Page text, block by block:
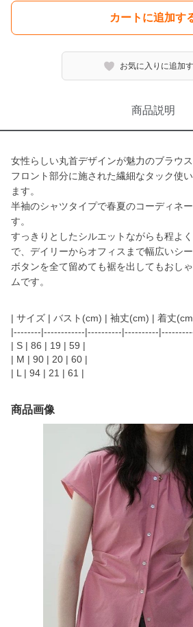
カートに追加す
お気に入りに追加
商品説明
女性らしい丸首デザインが魅力のブラウス
フロント部分に施された繊細なタック使
ます。
半袖のシャツタイプで春夏のコーディネ
す。
すっきりとしたシルエットながらも程よ
で、デイリーからオフィスまで幅広いシ
ボタンを全て留めても裾を出してもおし
ムです。
| サイズ | バスト(cm) | 袖丈(cm) | 着丈
|--------|------------|----------|----------
| S | 86 | 19 | 59 |
| M | 90 | 20 | 60 |
| L | 94 | 21 | 61 |
商品画像